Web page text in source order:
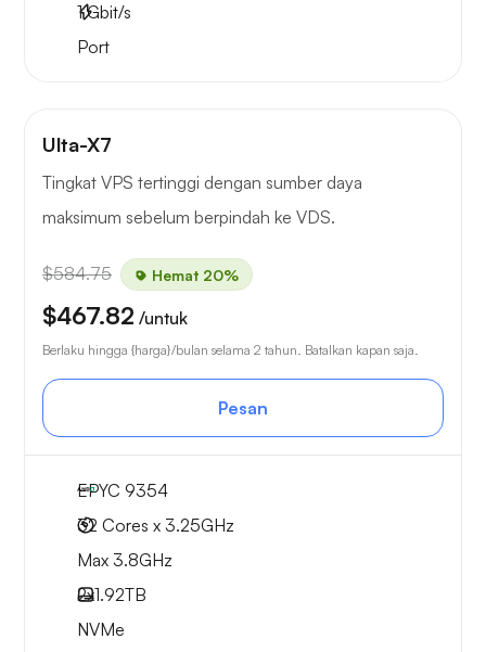
1Gbit/s
Port
Ulta-X7
Tingkat VPS tertinggi dengan sumber daya
maksimum sebelum berpindah ke VDS.
$584.75 Hemat 20%
$467.82 /untuk
Berlaku hingga {harga}/bulan selama 2 tahun. Batalkan kapan saja.
Pesan
EPYC 9354
32 Cores x 3.25GHz
Max 3.8GHz
2x1.92TB
NVMe